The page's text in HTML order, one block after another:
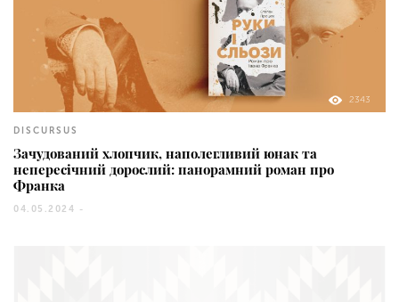
2343
DISCURSUS
Зачудований хлопчик, наполегливий юнак та
непересічний дорослий: панорамний роман про
Франка
04.05.2024 -